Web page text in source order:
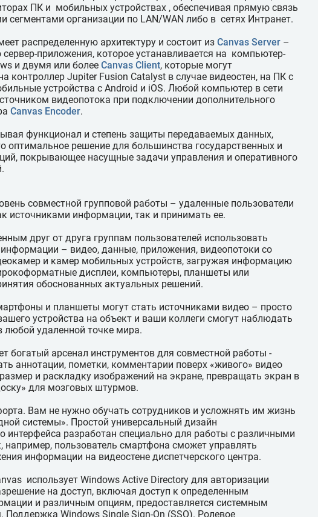
ПК и мобильных устройствах , обеспечивая прямую связь
сегментами организации по LAN/WAN либо в сетях Интранет.
распределенную архитектуру и состоит из Canvas Server –
приложения, которое устанавливается на компьютер-
и двумя или более Canvas Client, которые могут
контроллер Jupiter Fusion Catalyst в случае видеостен, на ПК с
устройства с Android и iOS. Любой компьютер в сети
видеопотока при подключении дополнительного
Canvas Encoder.
функционал и степень защиты передаваемых данных,
оптимальное решение для большинства государственных и
покрывающее насущные задачи управления и оперативного
совместной групповой работы – удаленные пользователи
источниками информации, так и принимать ее.
друг от друга группам пользователей использовать
– видео, данные, приложения, видеопотоки со
и камер мобильных устройств, загружая информацию
дисплеи, компьютеры, планшеты или
обоснованных актуальных решений.
и планшеты могут стать источниками видео – просто
устройства на объект и ваши коллеги смогут наблюдать
любой удаленной точке мира.
богатый арсенал инструментов для совместной работы -
аннотации, пометки, комментарии поверх «живого» видео
и раскладку изображений на экране, превращать экран в
для мозговых штурмов.
Вам не нужно обучать сотрудников и усложнять им жизнь
системы». Простой универсальный дизайн
интерфейса разработан специально для работы с различными
например, пользователь смартфона сможет управлять
информации на видеостене диспетчерского центра.
использует Windows Active Directory для авторизации
на доступ, включая доступ к определенным
и различным опциям, предоставляется системным
Поддержка Windows Single Sign-On (SSO). Ролевое